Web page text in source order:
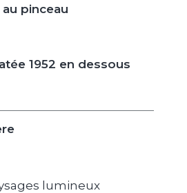
pinceau
1952 en dessous
lumineux